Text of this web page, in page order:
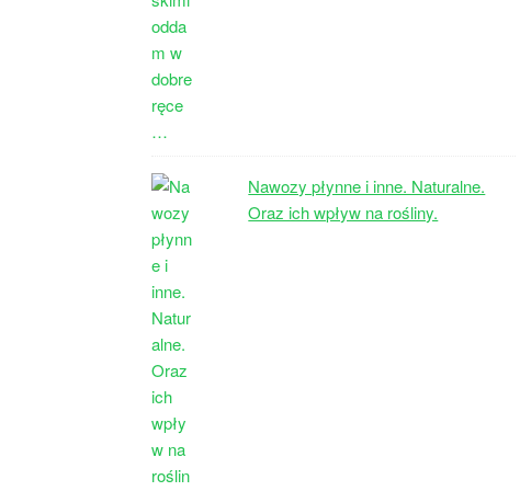
Nawozy płynne i inne. Naturalne.
Oraz ich wpływ na rośliny.